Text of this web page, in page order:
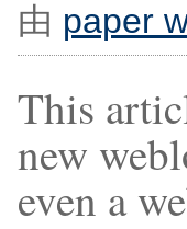
由 paper
This
new
even a